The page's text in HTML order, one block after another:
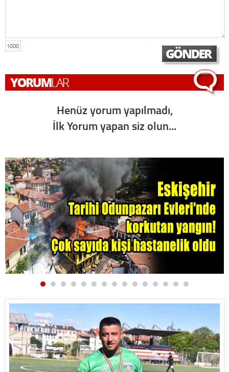
1000
Henüz yorum yapılmadı,
İlk Yorum yapan siz olun...